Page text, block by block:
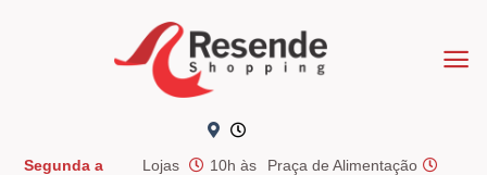
Segunda a
Lojas
10h às
Praça de Alimentação